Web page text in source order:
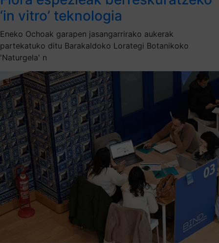
‘in vitro’ teknologia
Eneko Ochoak garapen jasangarrirako aukerak
partekatuko ditu Barakaldoko Lorategi Botanikoko
'Naturgela' n